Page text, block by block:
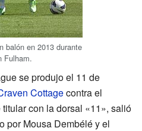
balón en 2013 durante
Fulham.
se produjo el 11 de
Cottagecontra el
titular con la dorsal «11», salió
por Mousa Dembélé y el